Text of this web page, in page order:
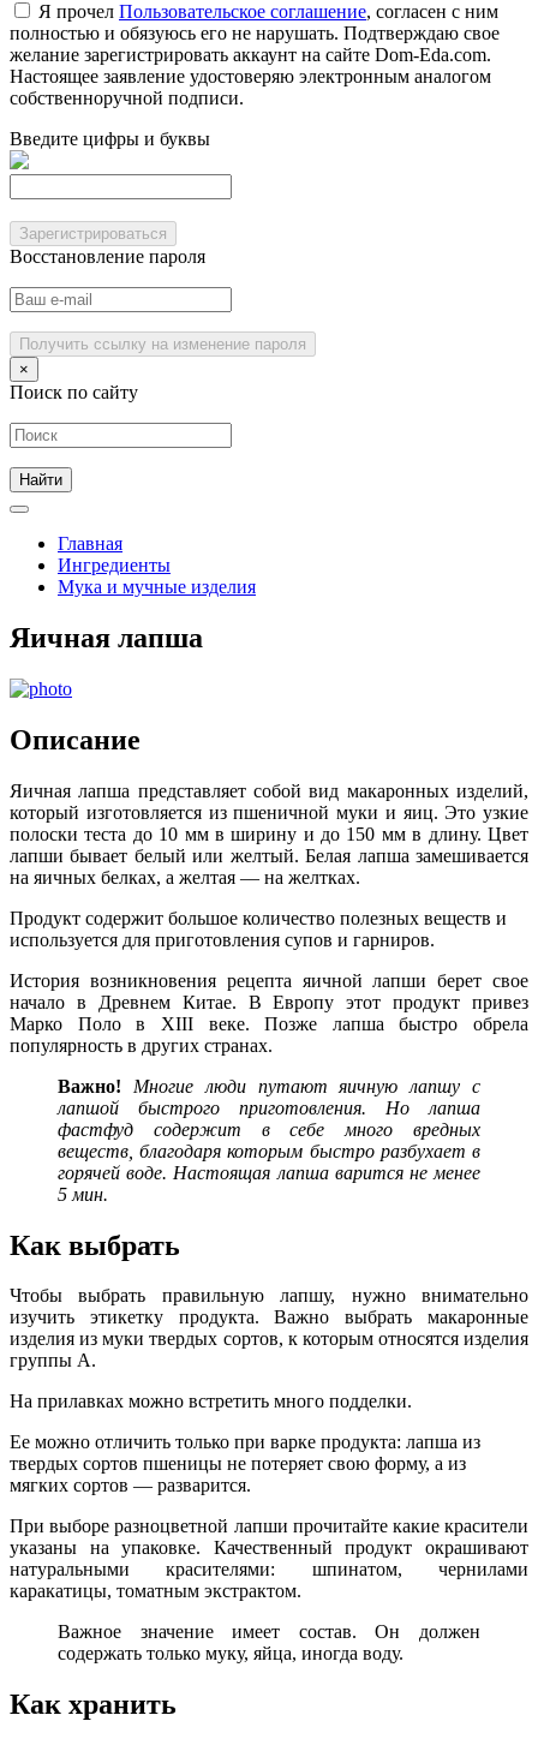
Я прочел Пользовательское соглашение, согласен с ним
полностью и обязуюсь его не нарушать. Подтверждаю свое
желание зарегистрировать аккаунт на сайте Dom-Eda.com.
Настоящее заявление удостоверяю электронным аналогом
собственноручной подписи.
Введите цифры и буквы
Зарегистрироваться
Восстановление пароля
Получить ссылку на изменение пароля
×
Поиск по сайту
Главная
Ингредиенты
Мука и мучные изделия
Яичная лапша
Описание
Яичная лапша представляет собой вид макаронных изделий,
который изготовляется из пшеничной муки и яиц. Это узкие
полоски теста до 10 мм в ширину и до 150 мм в длину. Цвет
лапши бывает белый или желтый. Белая лапша замешивается
на яичных белках, а желтая — на желтках.
Продукт содержит большое количество полезных веществ и
используется для приготовления супов и гарниров.
История возникновения рецепта яичной лапши берет свое
начало в Древнем Китае. В Европу этот продукт привез
Марко Поло в XIII веке. Позже лапша быстро обрела
популярность в других странах.
Важно!
Многие люди путают яичную лапшу с
лапшой быстрого приготовления. Но лапша
фастфуд содержит в себе много вредных
веществ, благодаря которым быстро разбухает в
горячей воде. Настоящая лапша варится не менее
5 мин.
Как выбрать
Чтобы выбрать правильную лапшу, нужно внимательно
изучить этикетку продукта. Важно выбрать макаронные
изделия из муки твердых сортов, к которым относятся изделия
группы А.
На прилавках можно встретить много подделки.
Ее можно отличить только при варке продукта: лапша из
твердых сортов пшеницы не потеряет свою форму, а из
мягких сортов — разварится.
При выборе разноцветной лапши прочитайте какие красители
указаны на упаковке. Качественный продукт окрашивают
натуральными красителями: шпинатом, чернилами
каракатицы, томатным экстрактом.
Важное значение имеет состав. Он должен
содержать только муку, яйца, иногда воду.
Как хранить